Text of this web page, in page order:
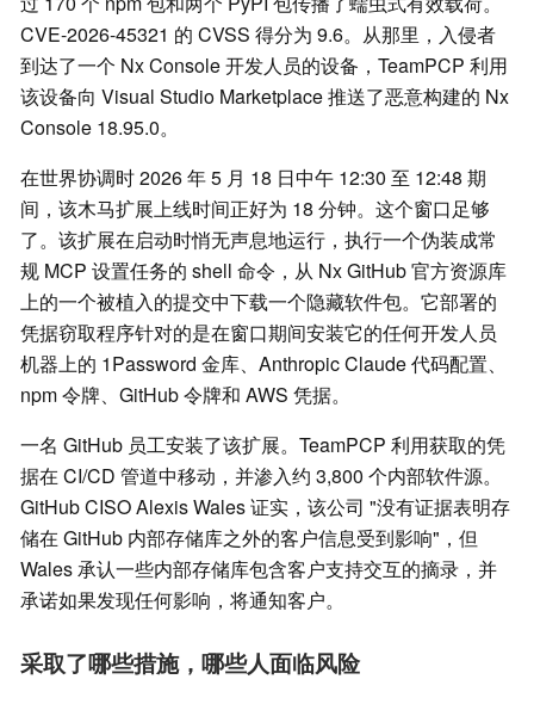
CVE-2026-45321 的 CVSS 得分为 9.6。从那里，入侵者
到达了一个 Nx Console 开发人员的设备，TeamPCP 利用
该设备向 Visual Studio Marketplace 推送了恶意构建的 Nx
Console 18.95.0。
在世界协调时 2026 年 5 月 18 日中午 12:30 至 12:48 期
间，该木马扩展上线时间正好为 18 分钟。这个窗口足够
了。该扩展在启动时悄无声息地运行，执行一个伪装成常
规 MCP 设置任务的 shell 命令，从 Nx GitHub 官方资源库
上的一个被植入的提交中下载一个隐藏软件包。它部署的
凭据窃取程序针对的是在窗口期间安装它的任何开发人员
机器上的 1Password 金库、Anthropic Claude 代码配置、
npm 令牌、GitHub 令牌和 AWS 凭据。
一名 GitHub 员工安装了该扩展。TeamPCP 利用获取的凭
据在 CI/CD 管道中移动，并渗入约 3,800 个内部软件源。
GitHub CISO Alexis Wales 证实，该公司 "没有证据表明存
储在 GitHub 内部存储库之外的客户信息受到影响"，但
Wales 承认一些内部存储库包含客户支持交互的摘录，并
承诺如果发现任何影响，将通知客户。
采取了哪些措施，哪些人面临风险